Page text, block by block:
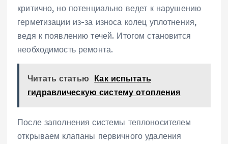
критично, но потенциально ведет к нарушению
герметизации из-за износа колец уплотнения,
ведя к появлению течей. Итогом становится
необходимость ремонта.
Читать статью Как испытать
гидравлическую систему отопления
После заполнения системы теплоносителем
открываем клапаны первичного удаления